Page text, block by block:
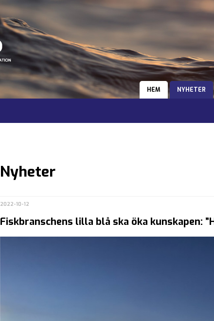
HEM NYHETER
Nyheter
2022-10-12
Fiskbranschens lilla blå ska öka kunskapen: